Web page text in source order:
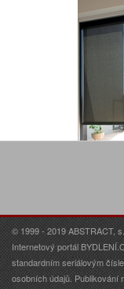
© 1999 - 2019 ABSTRACT,
Internetový portál
standardním seriálovým
osobních údajů. Publikování